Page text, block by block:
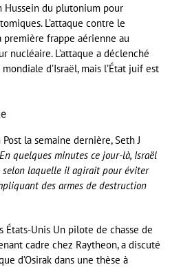
Hussein du plutonium pour
L’attaque contre le
première frappe aérienne au
nucléaire. L’attaque a déclenché
d’Israël, mais l’État juif est
la semaine dernière, Seth J
quelques minutes ce jour-là, Israël
selon laquelle il agirait pour éviter
des armes de destruction
États-Unis Un pilote de chasse de
cadre chez Raytheon, a discuté
d’Osirak dans une thèse à